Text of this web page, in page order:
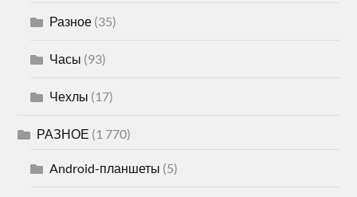
Разное (35)
Часы (93)
Чехлы (17)
РАЗНОЕ (1 770)
Android-планшеты (5)